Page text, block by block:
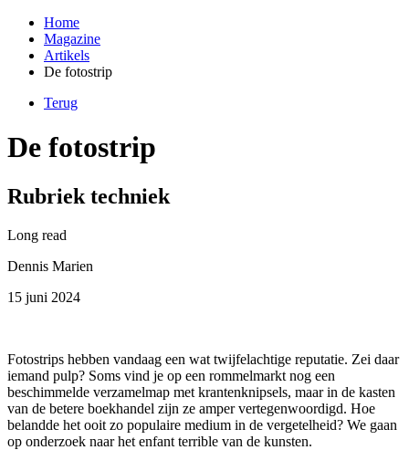
Home
Magazine
Artikels
De fotostrip
Terug
De fotostrip
Rubriek techniek
Long read
Dennis Marien
15 juni 2024
Fotostrips hebben vandaag een wat twijfelachtige reputatie. Zei daar
iemand pulp? Soms vind je op een rommelmarkt nog een
beschimmelde verzamelmap met krantenknipsels, maar in de kasten
van de betere boekhandel zijn ze amper vertegenwoordigd. Hoe
belandde het ooit zo populaire medium in de vergetelheid? We gaan
op onderzoek naar het enfant terrible van de kunsten.